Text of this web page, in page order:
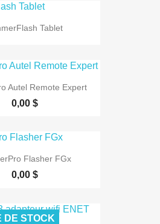
Tablet
Autel Remote Expert
0,00 $
Flasher FGx
0,00 $
DE STOCK